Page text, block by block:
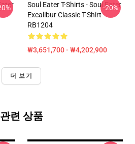
Soul Eater T-Shirts - Soul Eater
Excalibur Classic T-Shirt
RB1204
₩3,651,700 - ₩4,202,900
-20%
더 보기
관련 상품